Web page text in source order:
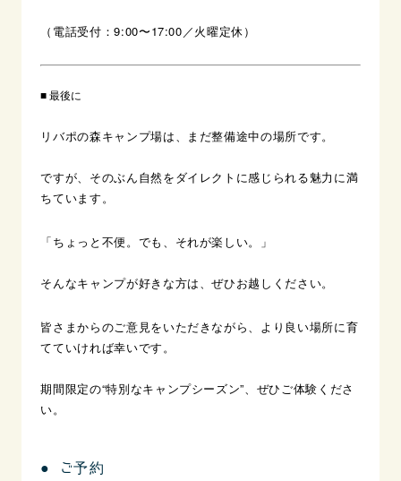
（電話受付：9:00〜17:00／火曜定休）
■ 最後に
リバポの森キャンプ場は、まだ整備途中の場所です。
ですが、そのぶん自然をダイレクトに感じられる魅力に満
ちています。
「ちょっと不便。でも、それが楽しい。」
そんなキャンプが好きな方は、ぜひお越しください。
皆さまからのご意見をいただきながら、より良い場所に育
てていければ幸いです。
期間限定の“特別なキャンプシーズン”、ぜひご体験くださ
い。
● ご予約